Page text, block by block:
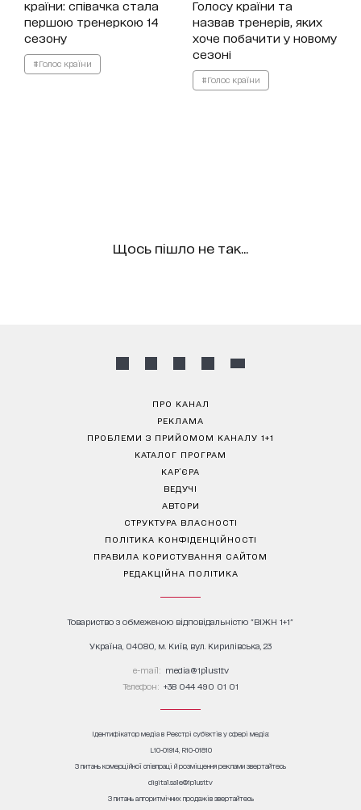
країни: співачка стала
першою тренеркою 14
сезону
#Голос країни
Голосу країни та
назвав тренерів, яких
хоче побачити у новому
сезоні
#Голос країни
Щось пішло не так...
ПРО КАНАЛ
РЕКЛАМА
ПРОБЛЕМИ З ПРИЙОМОМ КАНАЛУ 1+1
КАТАЛОГ ПРОГРАМ
КАР’ЄРА
ВЕДУЧІ
АВТОРИ
СТРУКТУРА ВЛАСНОСТІ
ПОЛІТИКА КОНФІДЕНЦІЙНОСТІ
ПРАВИЛА КОРИСТУВАННЯ САЙТОМ
РЕДАКЦІЙНА ПОЛІТИКА
Товариство з обмеженою відповідальністю "ВІЖН 1+1"
Україна, 04080, м. Київ, вул. Кирилівська, 23
е-mail: media@1plus1.tv
Телефон: +38 044 490 01 01
Ідентифікатор медіа в Реєстрі суб’єктів у сфері медіа:
L10-01914, R10-01810
З питань комерційної співпраці й розміщення реклами звертайтесь
digital.sale@1plus1.tv
З питань алгоритмічних продажів звертайтесь